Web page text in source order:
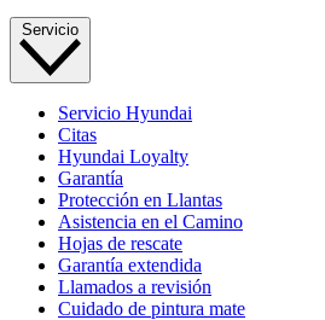
Servicio
Servicio Hyundai
Citas
Hyundai Loyalty
Garantía
Protección en Llantas
Asistencia en el Camino
Hojas de rescate
Garantía extendida
Llamados a revisión
Cuidado de pintura mate⁠